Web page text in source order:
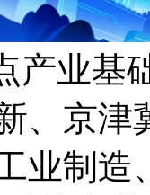
产业基
、京津
业制造